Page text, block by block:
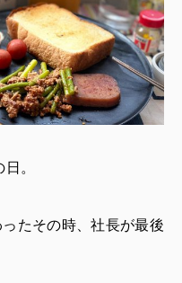
日。
たその時、社長が最後